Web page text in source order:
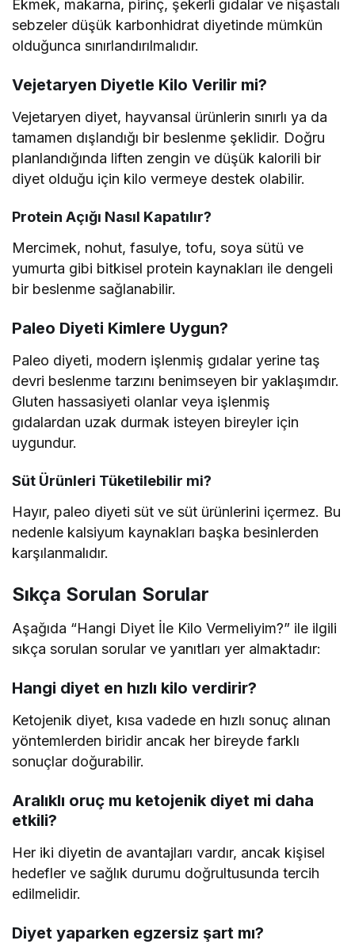
Ekmek, makarna, pirinç, şekerli gıdalar ve nişastalı
sebzeler düşük karbonhidrat diyetinde mümkün
olduğunca sınırlandırılmalıdır.
Vejetaryen Diyetle Kilo Verilir mi?
Vejetaryen diyet, hayvansal ürünlerin sınırlı ya da
tamamen dışlandığı bir beslenme şeklidir. Doğru
planlandığında liften zengin ve düşük kalorili bir
diyet olduğu için kilo vermeye destek olabilir.
Protein Açığı Nasıl Kapatılır?
Mercimek, nohut, fasulye, tofu, soya sütü ve
yumurta gibi bitkisel protein kaynakları ile dengeli
bir beslenme sağlanabilir.
Paleo Diyeti Kimlere Uygun?
Paleo diyeti, modern işlenmiş gıdalar yerine taş
devri beslenme tarzını benimseyen bir yaklaşımdır.
Gluten hassasiyeti olanlar veya işlenmiş
gıdalardan uzak durmak isteyen bireyler için
uygundur.
Süt Ürünleri Tüketilebilir mi?
Hayır, paleo diyeti süt ve süt ürünlerini içermez. Bu
nedenle kalsiyum kaynakları başka besinlerden
karşılanmalıdır.
Sıkça Sorulan Sorular
Aşağıda “Hangi Diyet İle Kilo Vermeliyim?” ile ilgili
sıkça sorulan sorular ve yanıtları yer almaktadır:
Hangi diyet en hızlı kilo verdirir?
Ketojenik diyet, kısa vadede en hızlı sonuç alınan
yöntemlerden biridir ancak her bireyde farklı
sonuçlar doğurabilir.
Aralıklı oruç mu ketojenik diyet mi daha
etkili?
Her iki diyetin de avantajları vardır, ancak kişisel
hedefler ve sağlık durumu doğrultusunda tercih
edilmelidir.
Diyet yaparken egzersiz şart mı?